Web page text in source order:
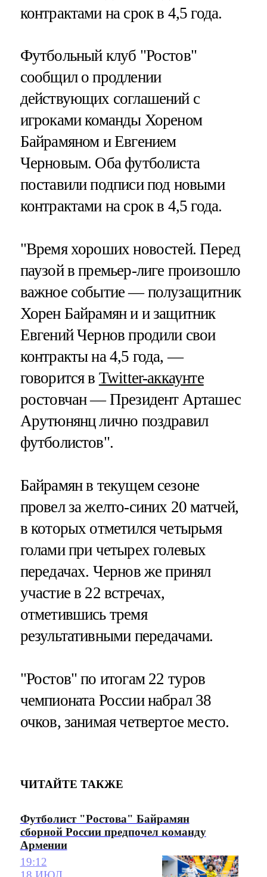
контрактами на срок в 4,5 года.
Футбольный клуб "Ростов"
сообщил о продлении
действующих соглашений с
игроками команды Хореном
Байрамяном и Евгением
Черновым. Оба футболиста
поставили подписи под новыми
контрактами на срок в 4,5 года.
"Время хороших новостей. Перед
паузой в премьер-лиге произошло
важное событие — полузащитник
Хорен Байрамян и и защитник
Евгений Чернов продили свои
контракты на 4,5 года, —
говорится в Twitter-аккаунте
ростовчан — Президент Арташес
Арутюнянц лично поздравил
футболистов".
Байрамян в текущем сезоне
провел за желто-синих 20 матчей,
в которых отметился четырьмя
голами при четырех голевых
передачах. Чернов же принял
участие в 22 встречах,
отметившись тремя
результативными передачами.
"Ростов" по итогам 22 туров
чемпионата России набрал 38
очков, занимая четвертое место.
ЧИТАЙТЕ ТАКЖЕ
Футболист "Ростова" Байрамян
сборной России предпочел команду
Армении
19:12